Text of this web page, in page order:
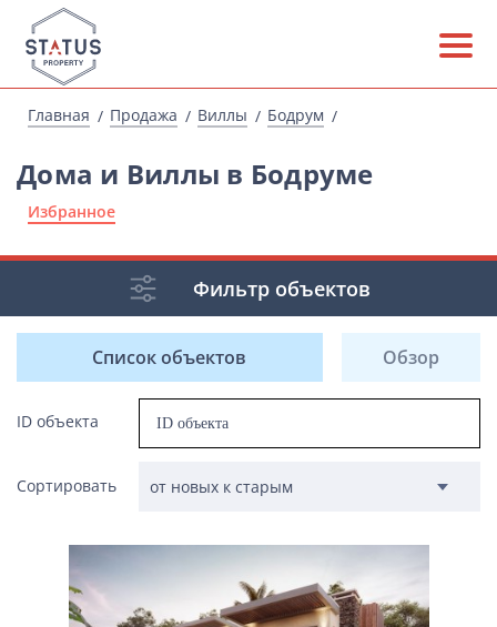
Главная Продажа Виллы Бодрум
Дома и Виллы в Бодруме
Избранное
Фильтр объектов
Список объектов Обзор
ID объекта
Сортировать